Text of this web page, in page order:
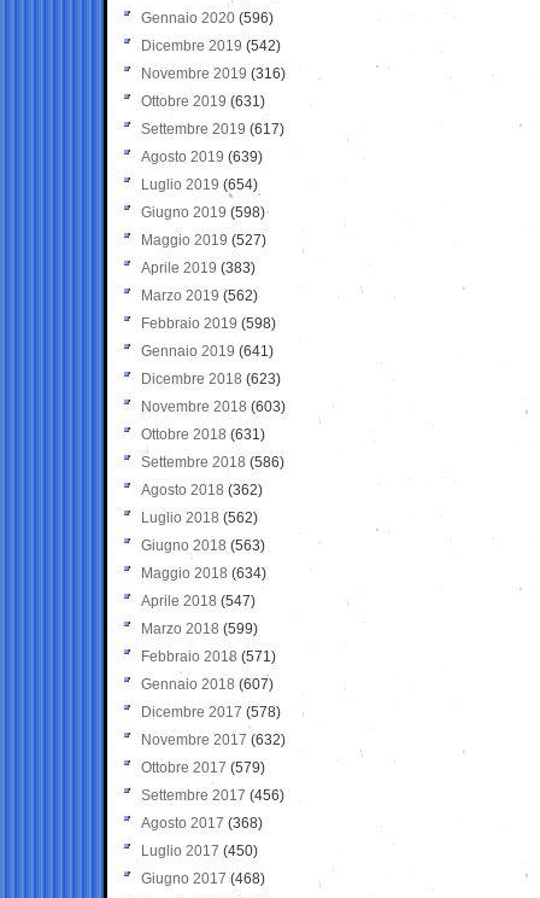
Gennaio 2020 (596)
Dicembre 2019 (542)
Novembre 2019 (316)
Ottobre 2019 (631)
Settembre 2019 (617)
Agosto 2019 (639)
Luglio 2019 (654)
Giugno 2019 (598)
Maggio 2019 (527)
Aprile 2019 (383)
Marzo 2019 (562)
Febbraio 2019 (598)
Gennaio 2019 (641)
Dicembre 2018 (623)
Novembre 2018 (603)
Ottobre 2018 (631)
Settembre 2018 (586)
Agosto 2018 (362)
Luglio 2018 (562)
Giugno 2018 (563)
Maggio 2018 (634)
Aprile 2018 (547)
Marzo 2018 (599)
Febbraio 2018 (571)
Gennaio 2018 (607)
Dicembre 2017 (578)
Novembre 2017 (632)
Ottobre 2017 (579)
Settembre 2017 (456)
Agosto 2017 (368)
Luglio 2017 (450)
Giugno 2017 (468)